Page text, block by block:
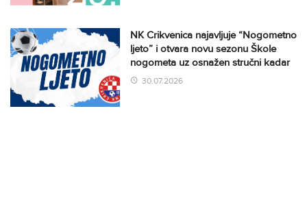
NK Crikvenica najavljuje “Nogometno
ljeto” i otvara novu sezonu Škole
nogometa uz osnažen stručni kadar
30.07.2026